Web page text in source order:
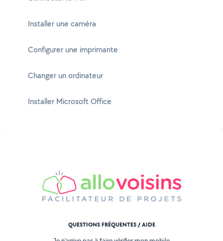
Installer une caméra
Configurer une imprimante
Changer un ordinateur
Installer Microsoft Office
QUESTIONS FRÉQUENTES / AIDE